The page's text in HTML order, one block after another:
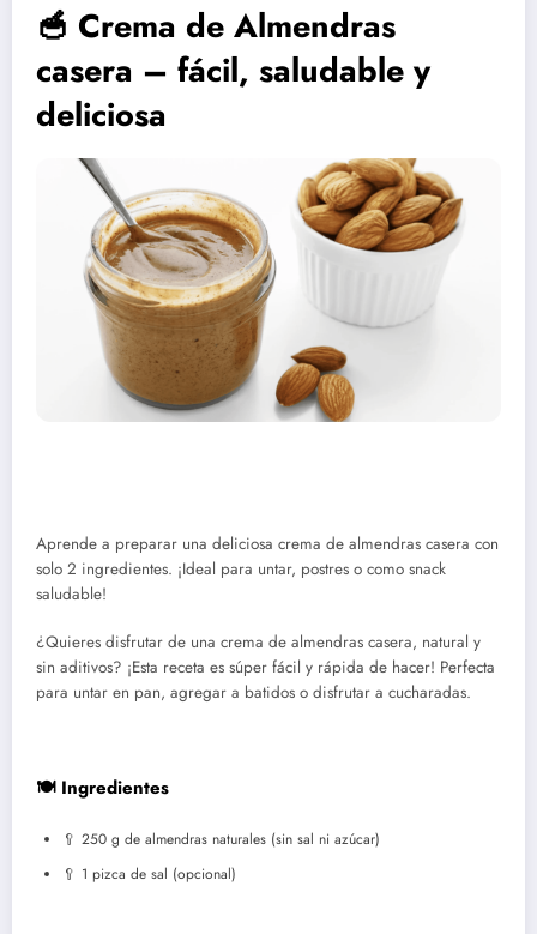
🥣 Crema de Almendras
casera – fácil, saludable y
deliciosa
Aprende a preparar una deliciosa crema de almendras casera con
solo 2 ingredientes. ¡Ideal para untar, postres o como snack
saludable!
¿Quieres disfrutar de una crema de almendras casera, natural y
sin aditivos? ¡Esta receta es súper fácil y rápida de hacer! Perfecta
para untar en pan, agregar a batidos o disfrutar a cucharadas.
🍽️ Ingredientes
🥄 250 g de almendras naturales (sin sal ni azúcar)
🥄 1 pizca de sal (opcional)